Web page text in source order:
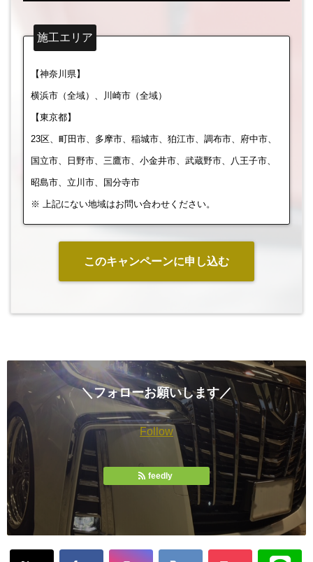
施工エリア
【神奈川県】
横浜市（全域）、川崎市（全域）
【東京都】
23区、町田市、多摩市、稲城市、狛江市、調布市、府中市、
国立市、日野市、三鷹市、小金井市、武蔵野市、八王子市、
昭島市、立川市、国分寺市
※ 上記にない地域はお問い合わせください。
このキャンペーンに申し込む
＼フォローお願いします／
Follow
feedly